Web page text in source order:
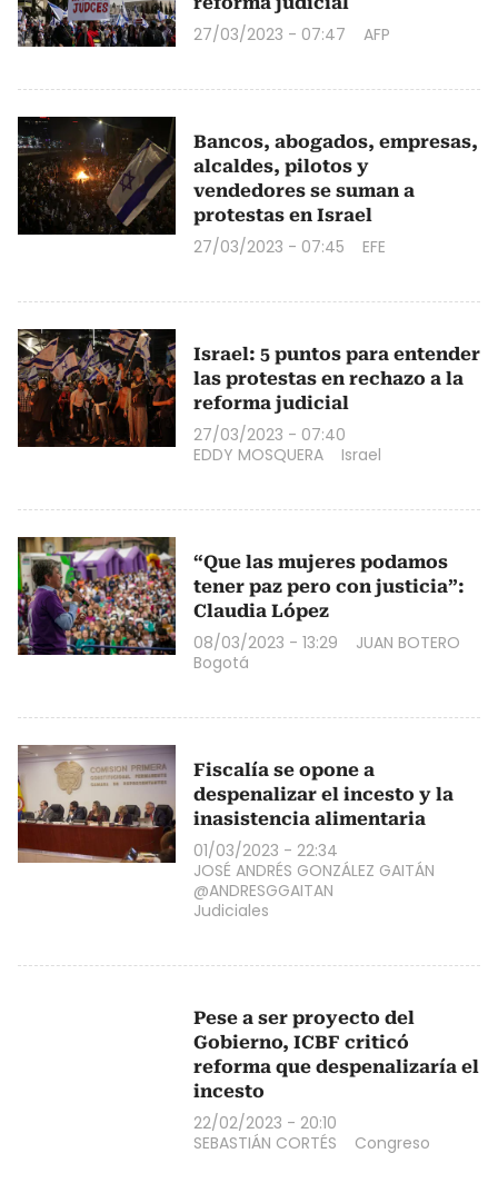
27/03/2023 - 07:47 AFP
Bancos, abogados, empresas,
alcaldes, pilotos y
vendedores se suman a
protestas en Israel
27/03/2023 - 07:45 EFE
Israel: 5 puntos para entender
las protestas en rechazo a la
reforma judicial
27/03/2023 - 07:40
EDDY MOSQUERA
Israel
“Que las mujeres podamos
tener paz pero con justicia”:
Claudia López
08/03/2023 - 13:29
JUAN BOTERO
Bogotá
Fiscalía se opone a
despenalizar el incesto y la
inasistencia alimentaria
01/03/2023 - 22:34
JOSÉ ANDRÉS GONZÁLEZ GAITÁN
@ANDRESGGAITAN
Judiciales
Pese a ser proyecto del
Gobierno, ICBF criticó
reforma que despenalizaría el
incesto
22/02/2023 - 20:10
SEBASTIÁN CORTÉS
Congreso